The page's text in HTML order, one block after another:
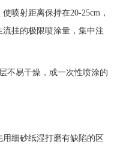
喷射距离保持在20-25cm，
挂的极限喷涂量，集中注
不易干燥，或一次性喷涂的
细砂纸湿打磨有缺陷的区